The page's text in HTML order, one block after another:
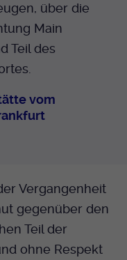
über die
Main
Teil des
vom
Vergangenheit
gegenüber den
Teil der
ohne Respekt